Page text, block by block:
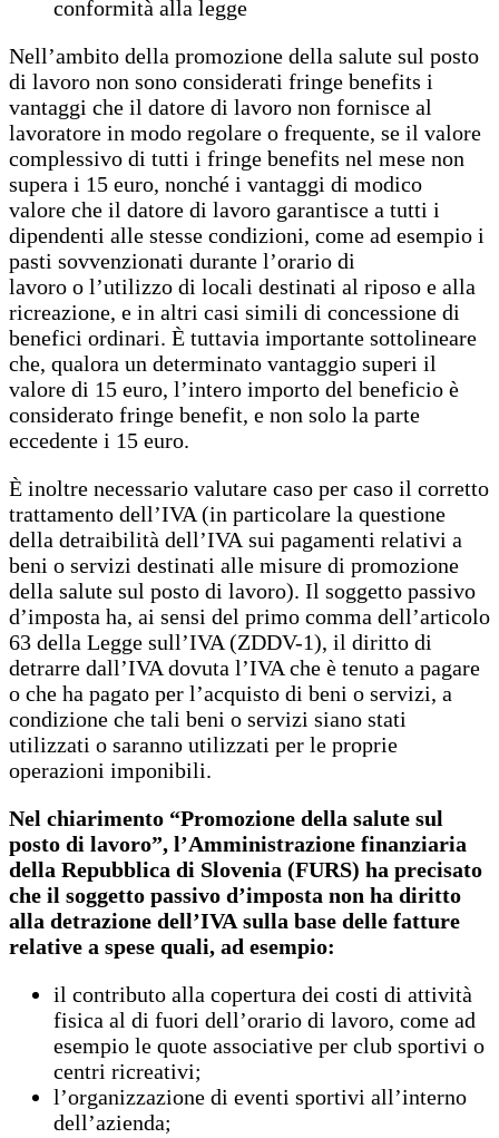
conformità alla legge
Nell’ambito della promozione della salute sul posto
di lavoro non sono considerati fringe benefits i
vantaggi che il datore di lavoro non fornisce al
lavoratore in modo regolare o frequente, se il valore
complessivo di tutti i fringe benefits nel mese non
supera i 15 euro, nonché i vantaggi di modico
valore che il datore di lavoro garantisce a tutti i
dipendenti alle stesse condizioni, come ad esempio i
pasti sovvenzionati durante l’orario di
lavoro o l’utilizzo di locali destinati al riposo e alla
ricreazione, e in altri casi simili di concessione di
benefici ordinari. È tuttavia importante sottolineare
che, qualora un determinato vantaggio superi il
valore di 15 euro, l’intero importo del beneficio è
considerato fringe benefit, e non solo la parte
eccedente i 15 euro.
È inoltre necessario valutare caso per caso il corretto
trattamento dell’IVA (in particolare la questione
della detraibilità dell’IVA sui pagamenti relativi a
beni o servizi destinati alle misure di promozione
della salute sul posto di lavoro). Il soggetto passivo
d’imposta ha, ai sensi del primo comma dell’articolo
63 della Legge sull’IVA (ZDDV-1), il diritto di
detrarre dall’IVA dovuta l’IVA che è tenuto a pagare
o che ha pagato per l’acquisto di beni o servizi, a
condizione che tali beni o servizi siano stati
utilizzati o saranno utilizzati per le proprie
operazioni imponibili.
Nel chiarimento “Promozione della salute sul
posto di lavoro”, l’Amministrazione finanziaria
della Repubblica di Slovenia (FURS) ha precisato
che il soggetto passivo d’imposta non ha diritto
alla detrazione dell’IVA sulla base delle fatture
relative a spese quali, ad esempio:
il contributo alla copertura dei costi di attività
fisica al di fuori dell’orario di lavoro, come ad
esempio le quote associative per club sportivi o
centri ricreativi;
l’organizzazione di eventi sportivi all’interno
dell’azienda;